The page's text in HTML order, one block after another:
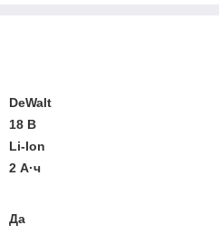
DeWalt
18 В
Li-Ion
2 А·ч
Да